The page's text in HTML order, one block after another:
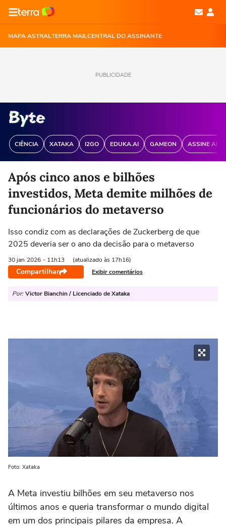
MAPA ASTRALTERRA MAILCENTRAL DO ASSINANTE
PUBLICIDADE
CIÊNCIA XATAKA I2GO EDUKA.AI GAMEON ASSINE
Após cinco anos e bilhões
investidos, Meta demite milhões de
funcionários do metaverso
Isso condiz com as declarações de Zuckerberg de que
2025 deveria ser o ano da decisão para o metaverso
30 jan 2026 - 11h13 (atualizado às 17h16)
Compartilhar Exibir comentários
Por: Victor Bianchin / Licenciado de Xataka
Foto: Xataka
A Meta investiu bilhões em seu metaverso nos
últimos anos e queria transformar o mundo digital
em um dos principais pilares da empresa. A